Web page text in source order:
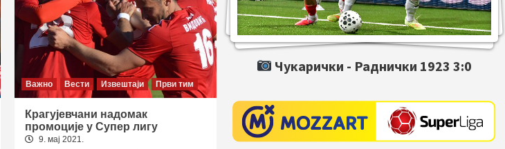
Важно Вести Извештаји Први тим
Крагујевчани надомак
промоције у Супер лигу
9. мај 2021.
Чукарички - Раднички 1923 3:0